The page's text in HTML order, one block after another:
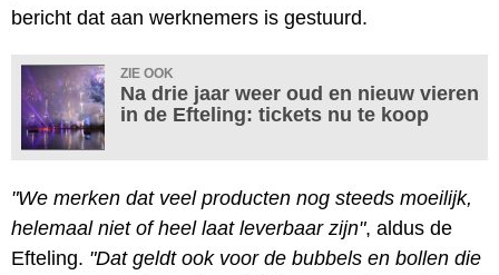
bericht dat aan werknemers is gestuurd.
ZIE OOK
Na drie jaar weer oud en nieuw vieren
in de Efteling: tickets nu te koop
"We merken dat veel producten nog steeds moeilijk,
helemaal niet of heel laat leverbaar zijn", aldus de
Efteling. "Dat geldt ook voor de bubbels en bollen die